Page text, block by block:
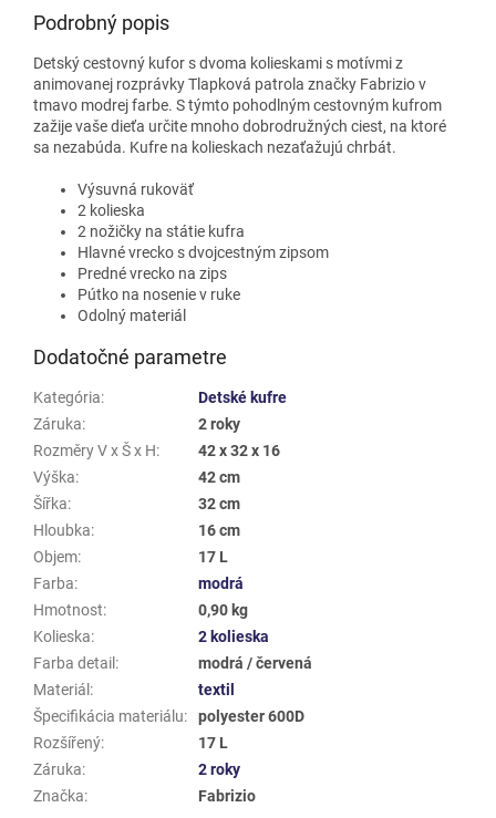
Podrobný popis
Detský cestovný kufor s dvoma kolieskami s motívmi z
animovanej rozprávky Tlapková patrola značky Fabrizio v
tmavo modrej farbe. S týmto pohodlným cestovným kufrom
zažije vaše dieťa určite mnoho dobrodružných ciest, na ktoré
sa nezabúda. Kufre na kolieskach nezaťažujú chrbát.
Výsuvná rukoväť
2 kolieska
2 nožičky na státie kufra
Hlavné vrecko s dvojcestným zipsom
Predné vrecko na zips
Pútko na nosenie v ruke
Odolný materiál
Dodatočné parametre
Kategória:
Detské kufre
Záruka:
2 roky
Rozměry V x Š x H:
42 x 32 x 16
Výška:
42 cm
Šířka:
32 cm
Hloubka:
16 cm
Objem:
17 L
Farba:
modrá
Hmotnost:
0,90 kg
Kolieska:
2 kolieska
Farba detail :
modrá / červená
Materiál :
textil
Špecifikácia materiálu:
polyester 600D
Rozšířený:
17 L
Záruka:
2 roky
Značka: Fabrizio